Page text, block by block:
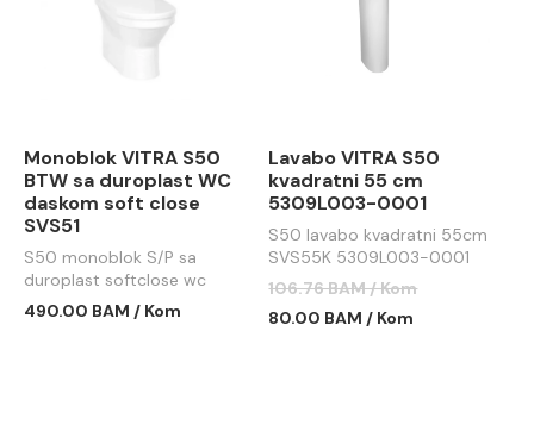
Monoblok VITRA S50
BTW sa duroplast WC
daskom soft close
SVS51
S50 monoblok S/P sa
duroplast softclose wc
daskom SVS51
490.00 BAM / Kom
Lavabo VITRA S50
kvadratni 55 cm
5309L003-0001
S50 lavabo kvadratni 55cm
SVS55K 5309L003-0001
106.76 BAM / Kom
80.00 BAM / Kom